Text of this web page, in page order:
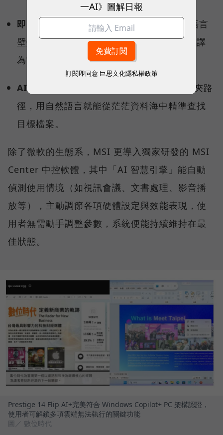
即時字幕翻譯（Live Captions）：
打破語言
壁壘，跨國視訊會議時，即時將多國語言翻譯
為繁體中文。
AI 智慧搜尋：
不需要精確記住檔名或資料夾路
徑，用自然語言就能從茫茫資料海中精準查找
目標檔案。
除了微軟的生態系，MSI 更導入獨家研發的 MSI
Center 中控軟體，其中「AI 智慧引擎」能自動
偵測使用情境（如視訊會議、文書處理、影音播
放等），主動調節各項硬體設定與效能表現，使
用者無需動手調整參數，系統便能持續維持在最
佳狀態。
Prestige 14 Flip AI+完美符合 Windows Copilot+ PC 架構認證，
使用者可解鎖多項雲端無法執行的關鍵功能
圖／ 數位時代
一AI》圖解日報
訂閱即同意 巨思文化隱私權政策